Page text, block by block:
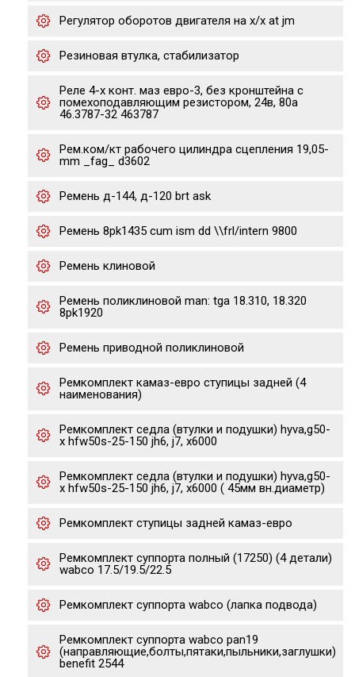
Регулятор оборотов двигателя на х/х at jm
Резиновая втулка, стабилизатор
Реле 4-х конт. маз евро-3, без кронштейна с
помехоподавляющим резистором, 24в, 80а
46.3787-32 463787
Рем.ком/кт рабочего цилиндра сцепления 19,05-
mm _fag_ d3602
Ремень д-144, д-120 brt ask
Ремень 8pk1435 cum ism dd \\frl/intern 9800
Ремень клиновой
Ремень поликлиновой man: tga 18.310, 18.320
8pk1920
Ремень приводной поликлиновой
Ремкомплект камаз-евро ступицы задней (4
наименования)
Ремкомплект седла (втулки и подушки) hyva,g50-
x hfw50s-25-150 jh6, j7, x6000
Ремкомплект седла (втулки и подушки) hyva,g50-
x hfw50s-25-150 jh6, j7, x6000 ( 45мм вн.диаметр)
Ремкомплект ступицы задней камаз-евро
Ремкомплект суппорта полный (17250) (4 детали)
wabco 17.5/19.5/22.5
Ремкомплект суппорта wabco (лапка подвода)
Ремкомплект суппорта wabco pan19
(направляющие,болты,пятаки,пыльники,заглушки)
benefit 2544